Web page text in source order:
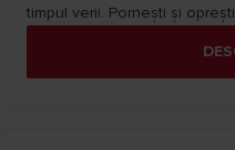
timpul verii. Pornești și